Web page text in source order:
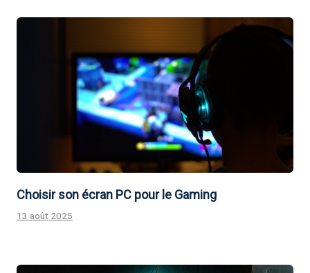
Choisir son écran PC pour le Gaming
13 août 2025